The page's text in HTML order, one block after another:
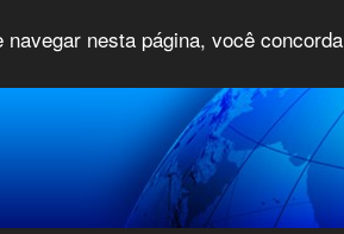
nesta página, você concorda